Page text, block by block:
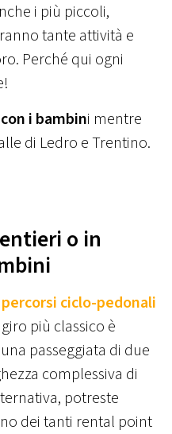
i più piccoli,
tante attività e
Perché qui ogni
con i bambini mentre
di Ledro e Trentino.
o in
percorsi ciclo-pedonali
più classico è
passeggiata di due
complessiva di
potreste
dei tanti rental point